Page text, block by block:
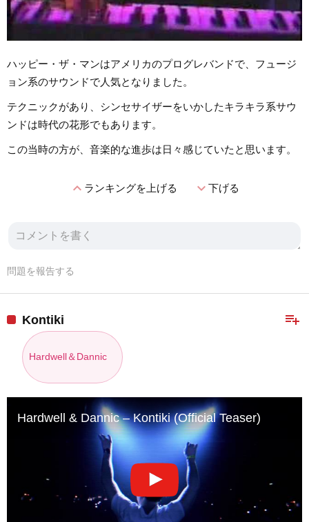
ハッピー・ザ・マンはアメリカのプログレバンドで、フュージ
ョン系のサウンドで人気となりました。
テクニックがあり、シンセサイザーをいかしたキラキラ系サウ
ンドは時代の花形でもあります。
この当時の方が、音楽的な進歩は日々感じていたと思います。
expand_lessランキングを上げる expand_more下げる
問題を報告する
playlist_add
Kontiki
Hardwell＆Dannic
Hardwell & Dannic – Kontiki (Official Teaser)